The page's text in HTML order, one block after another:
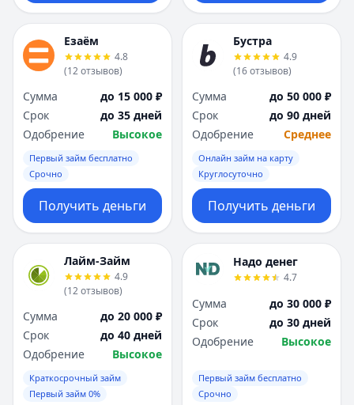
Езаём
4.8
(12отзывов)
Сумма
до 15 000 ₽
Срок
до 35 дней
Одобрение
Высокое
Первый займ бесплатно
Срочно
Получить деньги
Бустра
4.9
(16отзывов)
Сумма
до 50 000 ₽
Срок
до 90 дней
Одобрение
Среднее
Онлайн займ на карту
Круглосуточно
Получить деньги
Лайм-Займ
4.9
(12отзывов)
Сумма
до 20 000 ₽
Срок
до 40 дней
Одобрение
Высокое
Краткосрочный займ
Первый займ 0%
Надо денег
4.7
Сумма
до 30 000 ₽
Срок
до 30 дней
Одобрение
Высокое
Первый займ бесплатно
Срочно